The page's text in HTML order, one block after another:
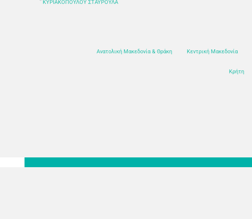
ΚΥΡΙΑΚΟΠΟΥΛΟΥ ΣΤΑΥΡΟΥΛΑ
Ανατολική Μακεδονία & Θράκη Κεντρική Μακεδονία
Κρήτη